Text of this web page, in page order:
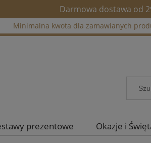
Darmowa dostawa od
Minimalna kwota dla zamawianych
prezentowe Okazje i